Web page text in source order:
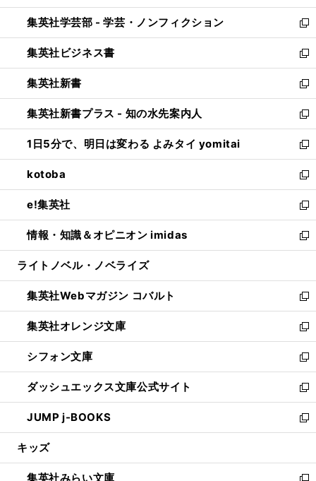
開
く
ウ
で
開
く
ン
ド
ウ
で
開
く
ウ
ィ
ン
ド
ウ
で
開
く
集英社学芸部 - 学芸・ノンフィクション
新
し
い
ウ
ィ
ン
ド
ウ
で
開
く
集英社ビジネス書
新
し
い
ウ
ィ
ン
ド
ウ
で
開
く
集英社新書
新
し
い
ウ
ィ
ン
ド
ウ
で
開
く
集英社新書プラス - 知の水先案内人
新
し
い
ウ
ィ
ン
ド
ウ
で
開
1日5分で、明日は変わる よみタイ yomitai
新
し
い
ウ
ィ
ン
ド
ウ
開
く
kotoba
新
し
い
ウ
ィ
ン
ウ
で
開
く
e!集英社
新
し
い
ウ
ン
ド
ウ
で
開
く
情報・知識＆オピニオン imidas
新
し
ウ
ィ
ン
ド
ウ
で
開
く
ライトノベル・ノベライズ
集英社Webマガジン コバルト
新
し
い
ウ
ィ
ン
ド
ウ
で
開
集英社オレンジ文庫
新
し
い
ウ
ィ
ン
ド
ウ
開
く
シフォン文庫
新
し
い
ウ
ィ
ン
ウ
で
ダッシュエックス文庫公式サイト
新
し
い
ウ
ン
JUMP j-BOOKS
新
し
ウ
キッズ
集英社みらい文庫